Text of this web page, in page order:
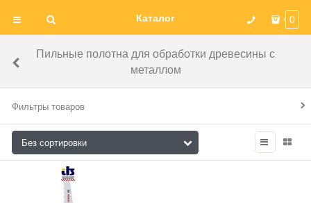
Каталог 0
Пильные полотна для обработки древесины с
металлом
Фильтры товаров